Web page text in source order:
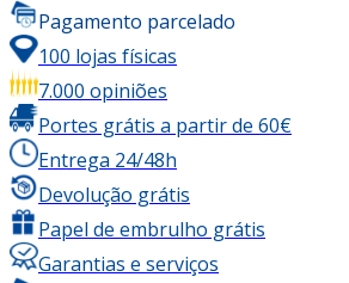
Pagamento parcelado
100 lojas físicas
7.000 opiniões
Portes grátis a partir de 60€
Entrega 24/48h
Devolução grátis
Papel de embrulho grátis
Garantias e serviços